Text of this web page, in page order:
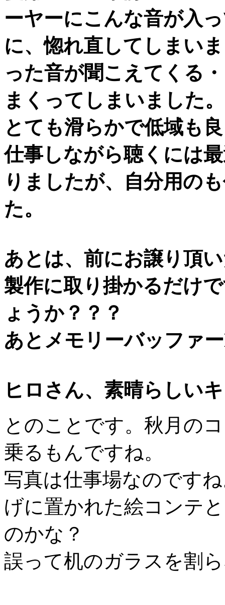
ーヤーにこんな音が入
に、惚れ直してしまい
った音が聞こえてくる
まくってしまいました。
とても滑らかで低域も
仕事しながら聴くには
りましたが、自分用の
た。
あとは、前にお譲り頂
製作に取り掛かるだけ
ょうか？？？
あとメモリーバッファ
ヒロさん、素晴らしい
とのことです。秋月の
乗るもんですね。
写真は仕事場なのです
げに置かれた絵コンテ
のかな？
誤って机のガラスを割